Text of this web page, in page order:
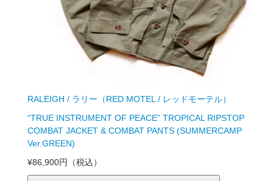
RALEIGH / ラリー（RED MOTEL / レッドモーテル）
“TRUE INSTRUMENT OF PEACE” TROPICAL RIPSTOP
COMBAT JACKET & COMBAT PANTS (SUMMERCAMP
Ver.GREEN)
¥86,900円
（税込）